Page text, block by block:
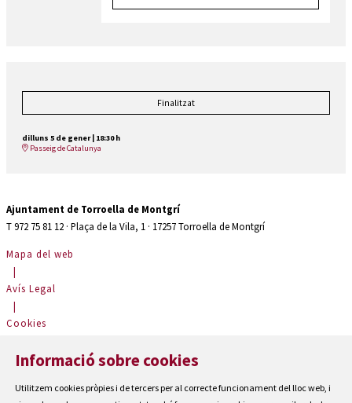
Finalitzat
dilluns 5 de gener| 18:30 h
Passeig de Catalunya
Ajuntament de Torroella de Montgrí
T 972 75 81 12 · Plaça de la Vila, 1 · 17257 Torroella de Montgrí
Mapa del web
|
Avís Legal
|
Cookies
Contactar
Accessibilitat
Informació sobre cookies
Utilitzem cookies pròpies i de tercers per al correcte funcionament del lloc web, i